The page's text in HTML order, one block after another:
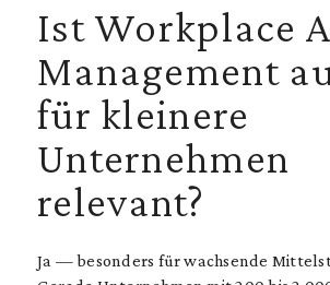
Ist Workplace
Management
für kleinere
Unternehmen
relevant?
Ja — besonders für wachsende